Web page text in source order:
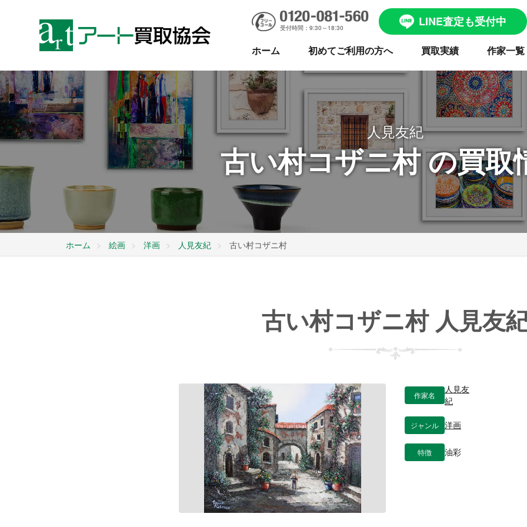
受付時間：9:30～18:30 LINE査定も受付中
ホーム 初めてご利用の方へ 買取実績 作家一覧
人見友紀
古い村コザニ村 の買取
ホーム 絵画 洋画 人見友紀 古い村コザニ村
古い村コザニ村 人見友
作家名
人見友
紀
ジャンル 洋画
特徴 油彩